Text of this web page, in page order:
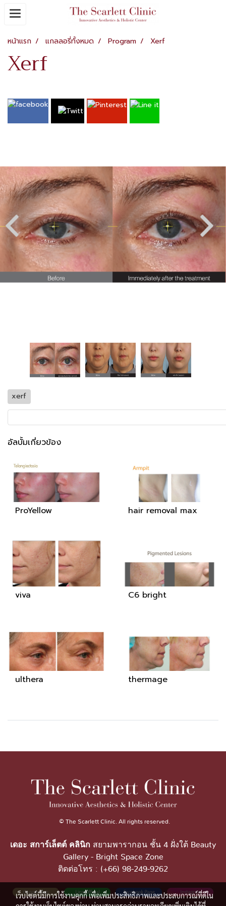
หน้าแรก แกลลอรี่ทั้งหมด Program Xerf
Xerf
xerf
อัลบั้มเกี่ยวข้อง
ProYellow hair removal max
viva C6 bright
ulthera thermage
© The Scarlett Clinic. All rights reserved.
เดอะ สการ์เล็ตต์ คลินิก สยามพารากอน ชั้น 4 ฝั่งใต้ Beauty
Gallery - Bright Space Zone
ติดต่อโทร : (+66) 98-249-9262
เว็บไซต์นี้มีการใช้งานคุกกี้ เพื่อเพิ่มประสิทธิภาพและประสบการณ์ที่ดีใน